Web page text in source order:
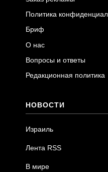
Политика
Бриф
О нас
Вопросы и ответы
Редакционная политика
НОВОСТИ
Израиль
Лента RSS
В мире